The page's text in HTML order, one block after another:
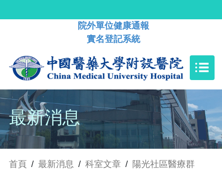
院外單位健康通報
實名登記系統
最新消息
首頁 / 最新消息 / 科室文章 / 陽光社區醫療群